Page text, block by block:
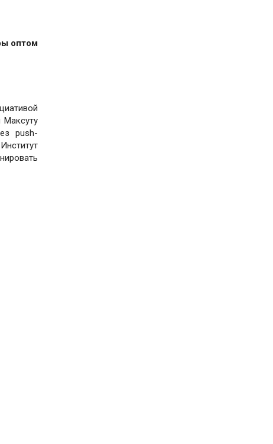
оптом
Максуту
push-